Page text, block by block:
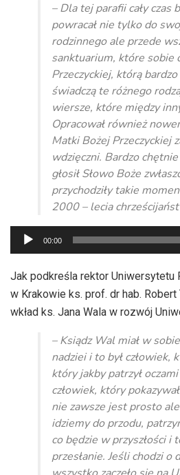
– Dla tej parafii cały czas
powracał nie tylko do
rodzinnego ale przede
sanktuarium, które sobie
Przeczyckiej, którą bardzo
świadczą te różnego
wiersze, które między
Opracował również
Matki Bożej Przeczyckiej
wdzięczni. Bardzo
głosił Słowo Boże
przychodziły takie
2000 – lecia
Odtwarzacz
plików
dźwiękowych
00:00
Jak podkreśla rektor Uniwersytetu
w Krakowie ks. prof. dr hab. Robert
wkład ks. Jana Wala w rozwój
– Ksiądz Wal miał w
nadziei i to był człowiek,
który jakby patrzył
człowiek, który
nie zawsze jest prosto
idziemy do przodu,
co będzie w przyszłości i
przesłanie. Jeśli chodzi